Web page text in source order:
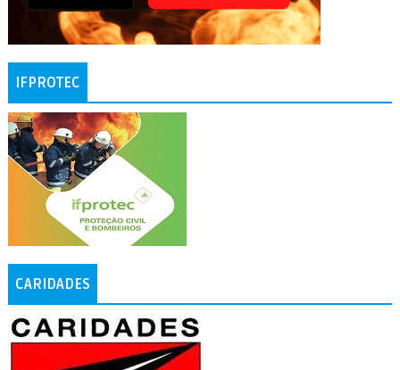
IFPROTEC
CARIDADES